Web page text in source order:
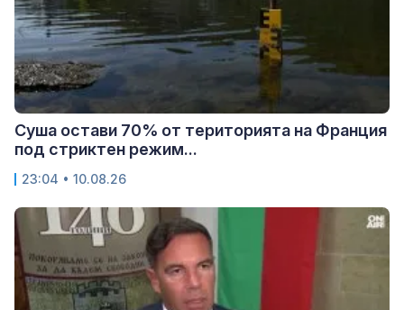
Суша остави 70% от територията на Франция
под стриктен режим...
23:04 • 10.08.26